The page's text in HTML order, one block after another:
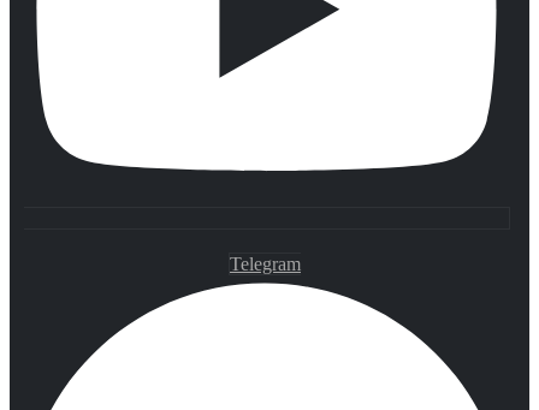
Telegram